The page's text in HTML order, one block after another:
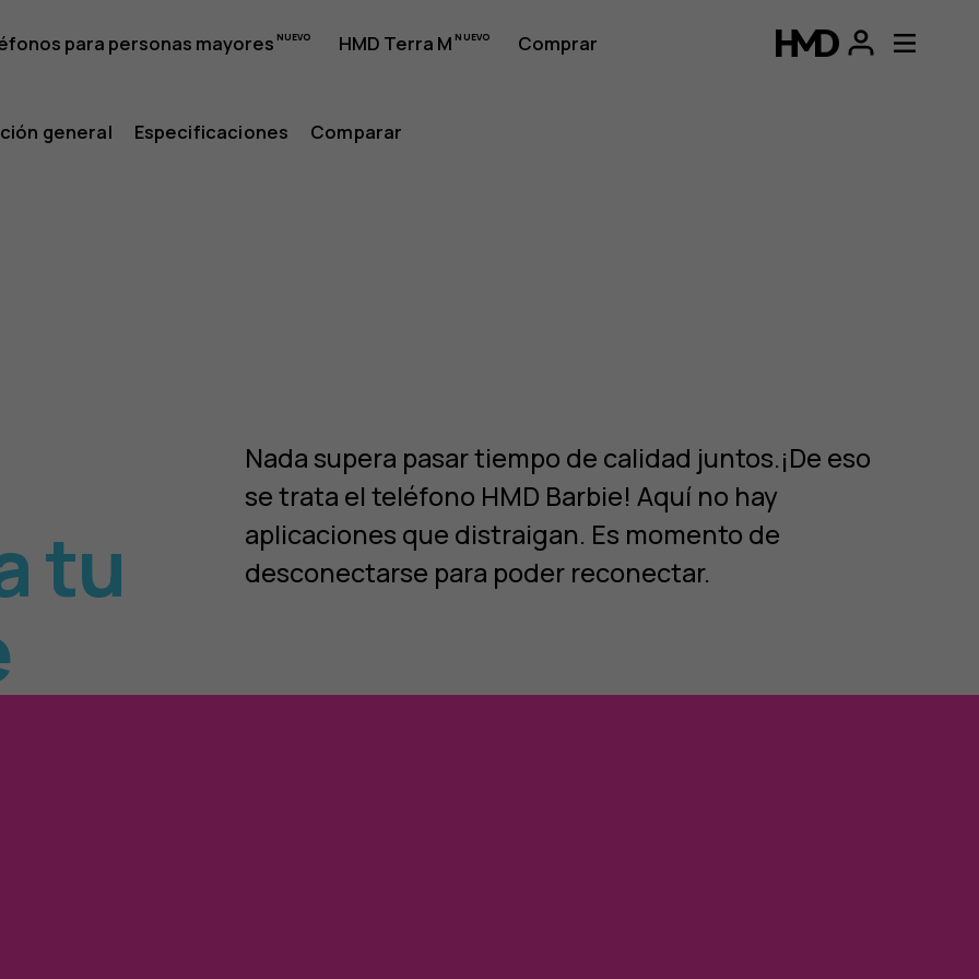
para personas mayores HMD Terra M Comprar
general Especificaciones Comparar
tu
Nada supera pasar tiempo de calidad juntos.¡De eso
se trata el teléfono HMD Barbie! Aquí no hay
aplicaciones que distraigan. Es momento de
desconectarse para poder reconectar.